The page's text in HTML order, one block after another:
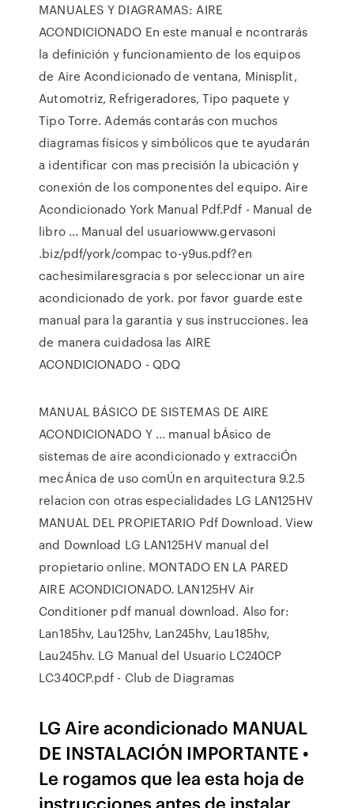
MANUALES Y DIAGRAMAS: AIRE
ACONDICIONADO En este manual e ncontrarás
la definición y funcionamiento de los equipos
de Aire Acondicionado de ventana, Minisplit,
Automotriz, Refrigeradores, Tipo paquete y
Tipo Torre. Además contarás con muchos
diagramas físicos y simbólicos que te ayudarán
a identificar con mas precisión la ubicación y
conexión de los componentes del equipo. Aire
Acondicionado York Manual Pdf.Pdf - Manual de
libro ... Manual del usuariowww.gervasoni
.biz/pdf/york/compac to-y9us.pdf?en
cachesimilaresgracia s por seleccionar un aire
acondicionado de york. por favor guarde este
manual para la garantia y sus instrucciones. lea
de manera cuidadosa las AIRE
ACONDICIONADO - QDQ
MANUAL BÁSICO DE SISTEMAS DE AIRE
ACONDICIONADO Y ... manual bÁsico de
sistemas de aire acondicionado y extracciÓn
mecÁnica de uso comÚn en arquitectura 9.2.5
relacion con otras especialidades LG LAN125HV
MANUAL DEL PROPIETARIO Pdf Download. View
and Download LG LAN125HV manual del
propietario online. MONTADO EN LA PARED
AIRE ACONDICIONADO. LAN125HV Air
Conditioner pdf manual download. Also for:
Lan185hv, Lau125hv, Lan245hv, Lau185hv,
Lau245hv. LG Manual del Usuario LC240CP
LC340CP.pdf - Club de Diagramas
LG Aire acondicionado MANUAL
DE INSTALACIÓN IMPORTANTE •
Le rogamos que lea esta hoja de
instrucciones antes de instalar